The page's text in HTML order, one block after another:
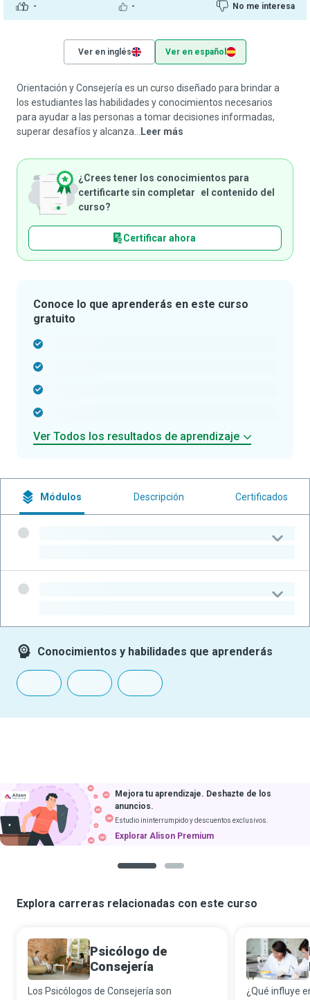
- - No me interesa
Ver en inglés Ver en español
Orientación y Consejería es un curso diseñado para brindar a
los estudiantes las habilidades y conocimientos necesarios
para ayudar a las personas a tomar decisiones informadas,
superar desafíos y alcanza...
Leer más
¿Crees tener los conocimientos para
certificarte sin completar el contenido del
curso?
Certificar ahora
Conoce lo que aprenderás en este curso
gratuito
Ver Todos los resultados de aprendizaje
Módulos Descripción Certificados
Conocimientos y habilidades que aprenderás
Mejora tu aprendizaje. Deshazte de los
anuncios.
Estudio ininterrumpido y descuentos exclusivos.
Explorar Alison Premium
Explora carreras relacionadas con este curso
Psicólogo de
Consejería
Los Psicólogos de Consejería son ¿Qué influye